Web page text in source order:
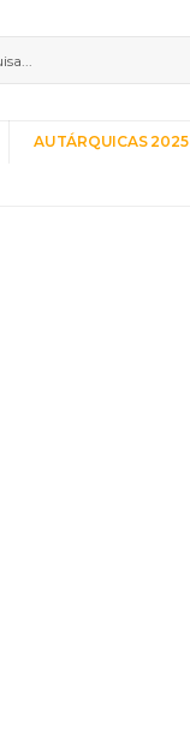
AUTÁRQUICAS 2025